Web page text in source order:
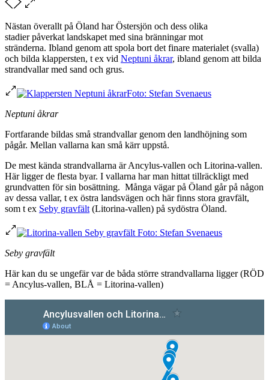
Nästan överallt på Öland har Östersjön och dess olika
stadier påverkat landskapet med sina bränningar mot
stränderna. Ibland genom att spola bort det finare materialet (svalla)
och bilda klappersten, t ex vid Neptuni åkrar, ibland genom att bilda
strandvallar med sand och grus.
Neptuni åkrar
Fortfarande bildas små strandvallar genom den landhöjning som
pågår. Mellan vallarna kan små kärr uppstå.
De mest kända strandvallarna är Ancylus-vallen och Litorina-vallen.
Här ligger de flesta byar. I vallarna har man hittat tillräckligt med
grundvatten för sin bosättning. Många vägar på Öland går på någon
av dessa vallar, t ex östra landsvägen och här finns stora gravfält,
som t ex Seby gravfält (Litorina-vallen) på sydöstra Öland.
Seby gravfält
Här kan du se ungefär var de båda större strandvallarna ligger (RÖD
= Ancylus-vallen, BLÅ = Litorina-vallen)